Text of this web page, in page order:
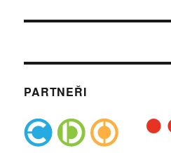
PARTNEŘI